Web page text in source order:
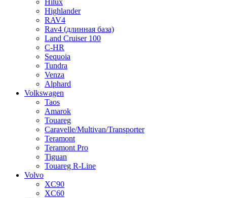
Highlander
RAV4
Rav4 (длинная база)
Land Cruiser 100
C-HR
Sequoia
Tundra
Venza
Alphard
Volkswagen
Taos
Amarok
Touareg
Caravelle/Multivan/Transporter
Teramont
Teramont Pro
Tiguan
Touareg R-Line
Volvo
XC90
XC60